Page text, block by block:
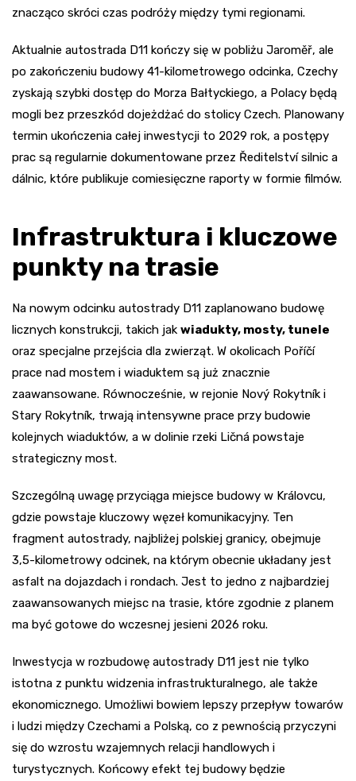
znacząco skróci czas podróży między tymi regionami.
Aktualnie autostrada D11 kończy się w pobliżu Jaroměř, ale
po zakończeniu budowy 41-kilometrowego odcinka, Czechy
zyskają szybki dostęp do Morza Bałtyckiego, a Polacy będą
mogli bez przeszkód dojeżdżać do stolicy Czech. Planowany
termin ukończenia całej inwestycji to 2029 rok, a postępy
prac są regularnie dokumentowane przez Ředitelství silnic a
dálnic, które publikuje comiesięczne raporty w formie filmów.
Infrastruktura i kluczowe
punkty na trasie
Na nowym odcinku autostrady D11 zaplanowano budowę
licznych konstrukcji, takich jak wiadukty, mosty, tunele
oraz specjalne przejścia dla zwierząt. W okolicach Poříčí
prace nad mostem i wiaduktem są już znacznie
zaawansowane. Równocześnie, w rejonie Nový Rokytník i
Stary Rokytník, trwają intensywne prace przy budowie
kolejnych wiaduktów, a w dolinie rzeki Ličná powstaje
strategiczny most.
Szczególną uwagę przyciąga miejsce budowy w Královcu,
gdzie powstaje kluczowy węzeł komunikacyjny. Ten
fragment autostrady, najbliżej polskiej granicy, obejmuje
3,5-kilometrowy odcinek, na którym obecnie układany jest
asfalt na dojazdach i rondach. Jest to jedno z najbardziej
zaawansowanych miejsc na trasie, które zgodnie z planem
ma być gotowe do wczesnej jesieni 2026 roku.
Inwestycja w rozbudowę autostrady D11 jest nie tylko
istotna z punktu widzenia infrastrukturalnego, ale także
ekonomicznego. Umożliwi bowiem lepszy przepływ towarów
i ludzi między Czechami a Polską, co z pewnością przyczyni
się do wzrostu wzajemnych relacji handlowych i
turystycznych. Końcowy efekt tej budowy będzie